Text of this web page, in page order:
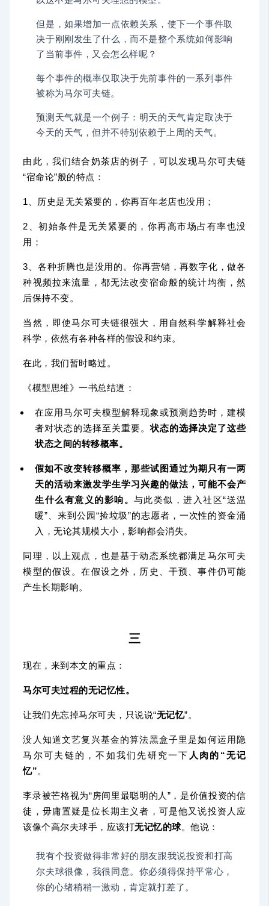
但是，如果增加一点依赖关系，使下一个事件取
决于刚刚发生了什么，而不是整个系统如何影响
了当前事件，又会怎么样呢？
每个事件的概率仅取决于先前事件的一系列事件
被称为马尔可夫链。
预测天气就是一个例子：明天的天气肯定取决于
今天的天气，但并不特别依赖于上周的天气。
由此，我们结合奶茶店的例子，可以发现马尔可夫链
“宿命论”般的特点：
1、历史是无关紧要的，你再百年老店也没用；
2、初始条件是无关紧要的，你再高市场占有率也没
用；
3、各种折腾也是没用的。你再营销，再数字化，做各
种视频拉来流量，都无法改变宿命般的统计均衡，然
后保持不变。
当然，即使马尔可夫链很强大，用自然科学解释社会
科学，依然有各种各样的假设和约束。
在此，我们暂时略过。
《模型思维》一书总结道：
在应用马尔可夫模型解释现象或预测趋势时，建模
者对状态的选择至关重要。状态的选择决定了这些
状态之间的转移概率。
假如不改变转移概率，那些试图通过为期只有一两
天的活动来激发学生学习兴趣的做法，可能不会产
生什么有意义的影响。与此类似，进入社区“送温
暖”、来到公园“捡垃圾”的志愿者，一次性的资金涌
入，无论其规模大小，影响都会消失。
同理，以上观点，也是基于动态系统都满足马尔可夫
模型的假设。在假设之外，历史、干预、事件仍可能
产生长期影响。
三
现在，来到本文的重点：
马尔可夫过程的无记忆性。
让我们先忘掉马尔可夫，只说说“无记忆”。
没人知道文艺复兴基金的算法黑盒子里是如何运用隐
马尔可夫链的，不如我们先研究一下 人肉的“无记
忆”。
李录被芒格视为“房间里最聪明的人”，是价值投资的信
徒，毋庸置疑是位长期主义者，可是他又说投资人应
该像个高尔夫球手，应该打无记忆的球。他说：
我有个投资做得非常好的朋友跟我说投资和打高
尔夫球很像，我很同意。你必须得保持平常心，
你的心绪稍稍一激动，肯定就打差了。